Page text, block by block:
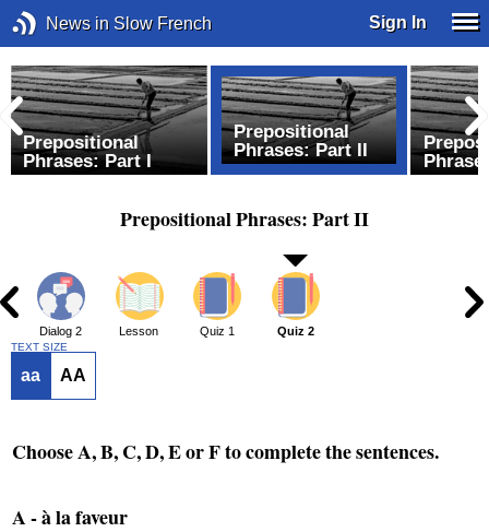
News in Slow French Sign In
Prepositional
Phrases: Part I
Prepositional
Phrases: Part II
Prepositional Phrases: Part II
Dialog 2 Lesson Quiz 1 Quiz 2
TEXT SIZE
aa AA
Choose A, B, C, D, E or F to complete the sentences.
A - à la faveur